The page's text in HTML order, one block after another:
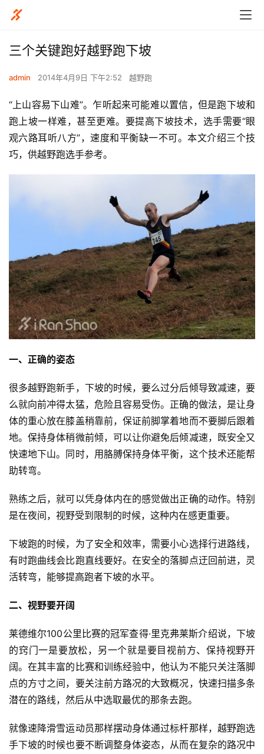
三个关键跑好越野跑下坡
admin 2014年4月9日 下午2:52 越野跑
“上山容易下山难”。乍听起来可能难以置信，但是跑下坡和
跑上坡一样难，甚至更难。要提高下坡技术，选手需要“眼
观六路耳听八方”，速度和平衡缺一不可。本文介绍三个技
巧，供越野跑选手参考。
一、正确的姿态
很多越野跑新手，下坡的时候，要么过分后倾导致减速，要
么就向前冲得太猛，危险且容易受伤。正确的做法，是让身
体的重心放在膝盖稍靠前，保证前脚掌着地而不要脚后跟着
地。保持身体稍微前倾，可以让你避免后倾减速，既安全又
快速地下山。同时，用胳膊保持身体平衡，这个技术还能帮
助转弯。
熟练之后，就可以凭身体内在的感觉做出正确的动作。特别
是在夜间，视野受到限制的时候，这种内在感更重要。
下坡跑的时候，为了安全和效率，需要小心选择行进路线，
有时跑曲线会比跑直线要好。在安全的落脚点迂回前进，灵
活转弯，能够提高跑者下坡的水平。
二、视野要开阔
莱德维尔100公里比赛的冠军查得·里克弗莱斯介绍说，下坡
的窍门一是要放松，另一个就是要目视前方、保持视野开
阔。在其丰富的比赛和训练经验中，他认为不能只关注落脚
点的方寸之间，要关注前方路况的大致概况，快速扫描多条
潜在的路线，然后从中选取最优的那条去跑。
就像速降滑雪运动员那样摆动身体通过标杆那样，越野跑选
手下坡的时候也要不断调整身体姿态，从而在复杂的路况中